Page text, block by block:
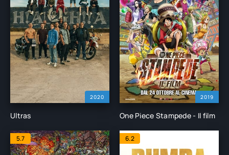
2020
Ultras
2019
One Piece Stampede - Il film
5.7 6.2